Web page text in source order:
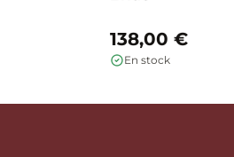
138,00 €
En stock